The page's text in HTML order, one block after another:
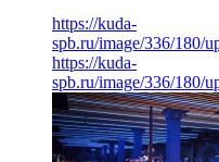
https://kuda-
spb.ru/image/336/180/
https://kuda-
spb.ru/image/336/180/